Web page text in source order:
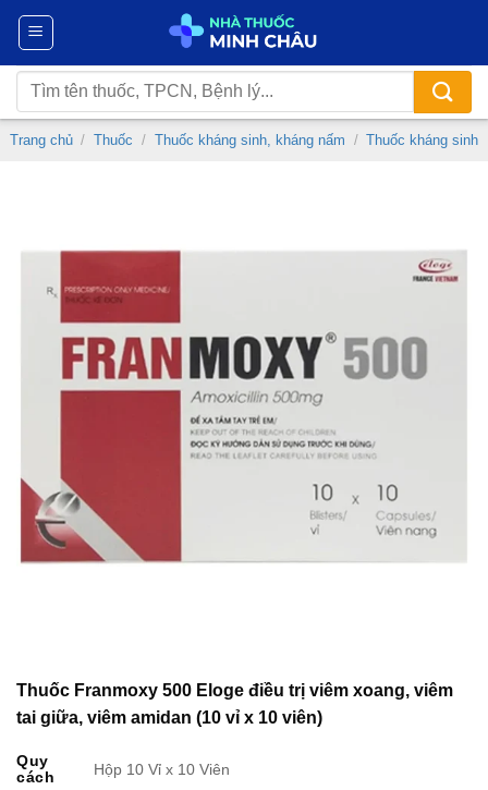
Chuyển
nội
dung
Tìm
kiếm:
Trang chủ / Thuốc / Thuốc kháng sinh, kháng nấm / Thuốc kháng sinh
Thuốc Franmoxy 500 Eloge điều trị viêm xoang, viêm
tai giữa, viêm amidan (10 vỉ x 10 viên)
Quy
cách
Hộp 10 Vỉ x 10 Viên